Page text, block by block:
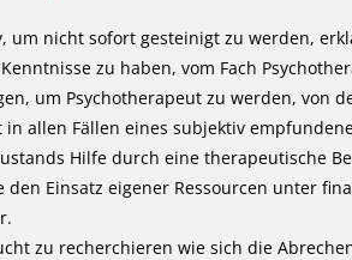
um nicht sofort gesteinigt zu werden,
zu haben, vom Fach
um Psychotherapeut zu werden, von
in allen Fällen eines subjektiv
Hilfe durch eine therapeutische
den Einsatz eigener Ressourcen unter
zu recherchieren wie sich die